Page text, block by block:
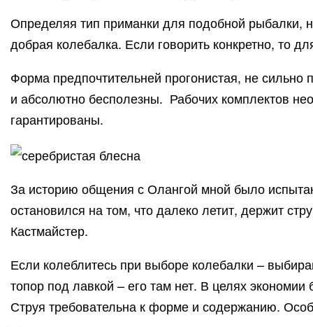
Определяя тип приманки для подобной рыбалки,
добрая колебалка. Если говорить конкретно, то
Форма предпочтительней прогонистая, не
и абсолютно бесполезны. Рабочих комплектов
гарантированы.
За историю общения с Олангой мной было
остановился на том, что далеко летит, держит
Кастмайстер.
Если колеблитесь при выборе колебалки –
топор под лавкой – его там нет. В целях
Струя требовательна к форме и содержанию.